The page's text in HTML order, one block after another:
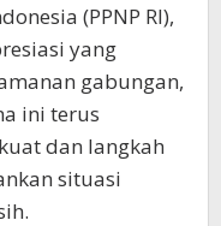
(PPNP RI),
yang
gabungan,
ini terus
dan langkah
situasi